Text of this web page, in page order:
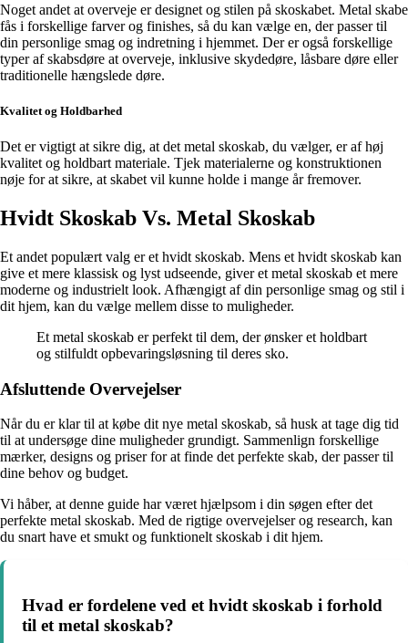
Noget andet at overveje er designet og stilen på skoskabet. Metal skabe
fås i forskellige farver og finishes, så du kan vælge en, der passer til
din personlige smag og indretning i hjemmet. Der er også forskellige
typer af skabsdøre at overveje, inklusive skydedøre, låsbare døre eller
traditionelle hængslede døre.
Kvalitet og Holdbarhed
Det er vigtigt at sikre dig, at det metal skoskab, du vælger, er af høj
kvalitet og holdbart materiale. Tjek materialerne og konstruktionen
nøje for at sikre, at skabet vil kunne holde i mange år fremover.
Hvidt Skoskab Vs. Metal Skoskab
Et andet populært valg er et hvidt skoskab. Mens et hvidt skoskab kan
give et mere klassisk og lyst udseende, giver et metal skoskab et mere
moderne og industrielt look. Afhængigt af din personlige smag og stil i
dit hjem, kan du vælge mellem disse to muligheder.
Et metal skoskab er perfekt til dem, der ønsker et holdbart
og stilfuldt opbevaringsløsning til deres sko.
Afsluttende Overvejelser
Når du er klar til at købe dit nye metal skoskab, så husk at tage dig tid
til at undersøge dine muligheder grundigt. Sammenlign forskellige
mærker, designs og priser for at finde det perfekte skab, der passer til
dine behov og budget.
Vi håber, at denne guide har været hjælpsom i din søgen efter det
perfekte metal skoskab. Med de rigtige overvejelser og research, kan
du snart have et smukt og funktionelt skoskab i dit hjem.
Hvad er fordelene ved et hvidt skoskab i forhold
til et metal skoskab?